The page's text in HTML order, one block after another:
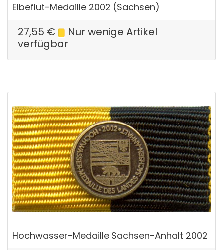
Elbeflut-Medaille 2002 (Sachsen)
27,55 €
Nur wenige Artikel
verfügbar
Hochwasser-Medaille Sachsen-Anhalt 2002